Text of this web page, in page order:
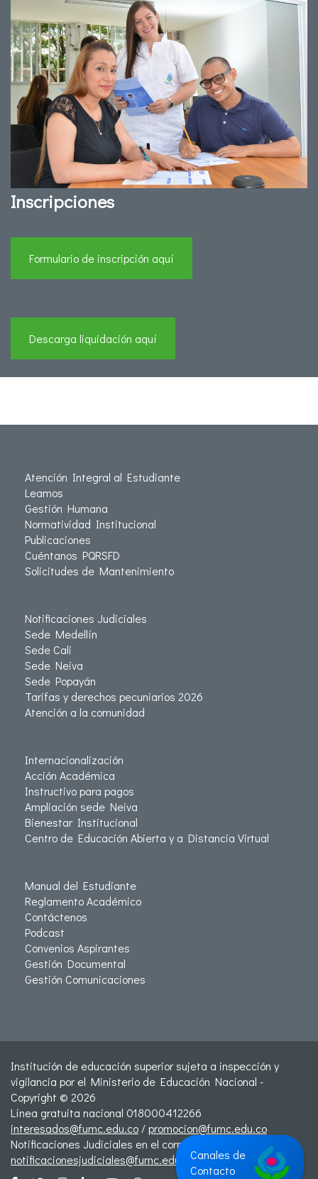
Inscripciones
Formulario de inscripción aquí
Descarga liquidación aquí
Atención Integral al Estudiante
Leamos
Gestión Humana
Normatividad Institucional
Publicaciones
Cuéntanos PQRSFD
Solicitudes de Mantenimiento
Notificaciones Judiciales
Sede Medellín
Sede Cali
Sede Neiva
Sede Popayán
Tarifas y derechos pecuniarios 2026
Atención a la comunidad
Internacionalización
Acción Académica
Instructivo para pagos
Ampliación sede Neiva
Bienestar Institucional
Centro de Educación Abierta y a Distancia Virtual
Manual del Estudiante
Reglamento Académico
Contáctenos
Podcast
Convenios Aspirantes
Gestión Documental
Gestión Comunicaciones
Institución de educación superior sujeta a inspección y
vigilancia por el Ministerio de Educación Nacional -
Copyright © 2026
Línea gratuita nacional 018000412266
interesados@fumc.edu.co /promocion@fumc.edu.co
Notificaciones Judiciales en el correo:
notificacionesjudiciales@fumc.edu.coCanales de
Contacto